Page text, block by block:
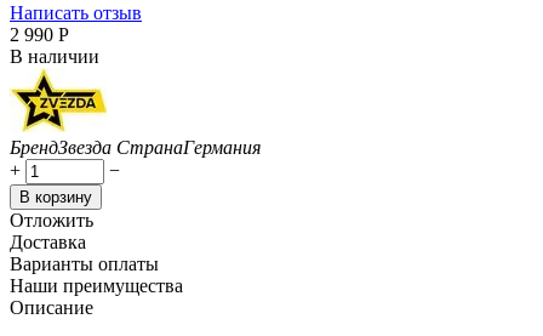
Написать отзыв
2 990 Р
В наличии
БрендЗвезда СтранаГермания
+
−
В корзину
Отложить
Доставка
Варианты оплаты
Наши преимущества
Описание